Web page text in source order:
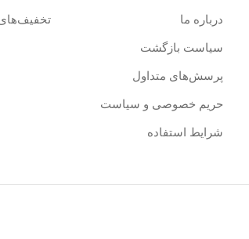
درباره ما
سیاست بازگشت
پرسش‌های متداول
حریم خصوصی و سیاست
شرایط استفاده